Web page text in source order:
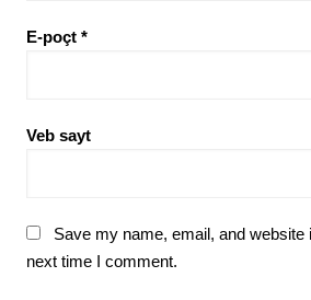
E-poçt *
Veb sayt
Save my name, email, and website
next time I comment.